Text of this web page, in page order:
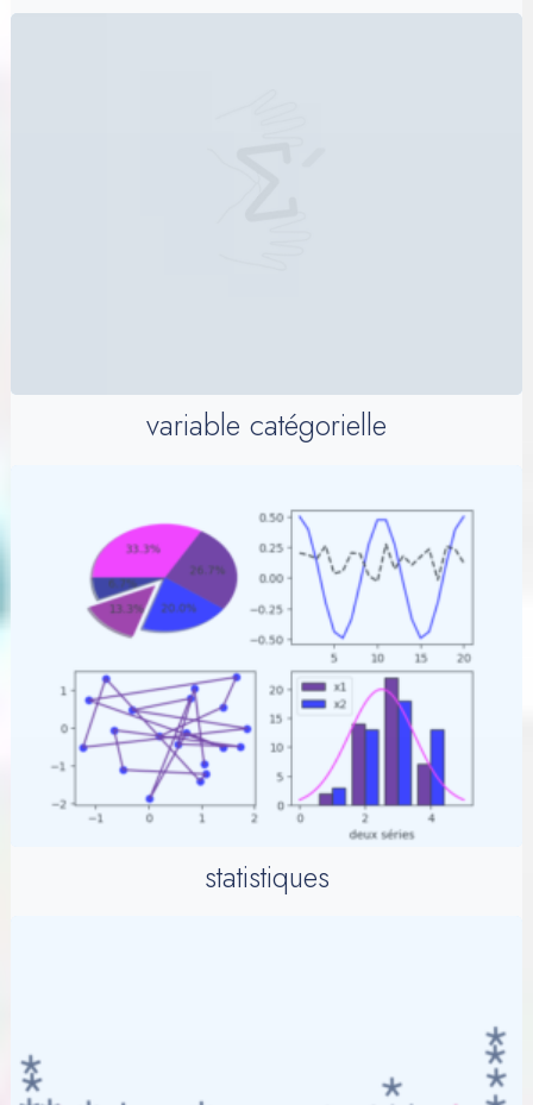
variable catégorielle
statistiques